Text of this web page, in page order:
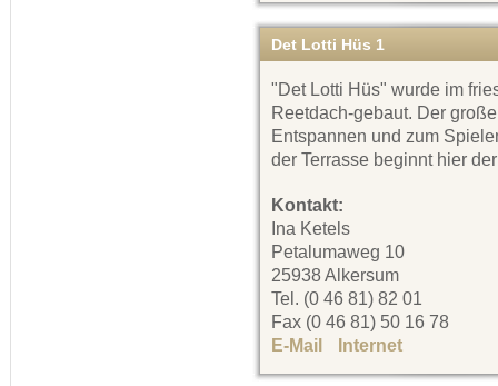
Det Lotti Hüs 1
"Det Lotti Hüs" wurde im
Reetdach-gebaut. Der
Entspannen und zum
der Terrasse beginnt hier
Kontakt:
Ina Ketels
Petalumaweg 10
25938 Alkersum
Tel. (0 46 81) 82 01
Fax (0 46 81) 50 16 78
E-Mail
Internet